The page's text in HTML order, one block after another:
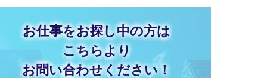
お仕事をお探し中の方は
こちらより
お問い合わせください！